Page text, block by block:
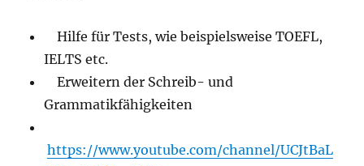
Hilfe für Tests, wie beispielsweise TOEFL,
IELTS etc.
Erweitern der Schreib- und
Grammatikfähigkeiten
https://www.youtube.com/channel/UCJtBaL